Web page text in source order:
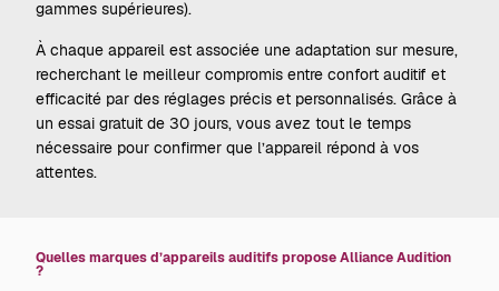
gammes supérieures).
À chaque appareil est associée une adaptation sur mesure,
recherchant le meilleur compromis entre confort auditif et
efficacité par des réglages précis et personnalisés. Grâce à
un essai gratuit de 30 jours, vous avez tout le temps
nécessaire pour confirmer que l’appareil répond à vos
attentes.
Quelles marques d’appareils auditifs propose Alliance Audition
?